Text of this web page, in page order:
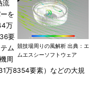
競技場周りの風解析 出典：エ
ムエスシーソフトウェア
流
を
万
要
ム
周
万8354要素）などの大規